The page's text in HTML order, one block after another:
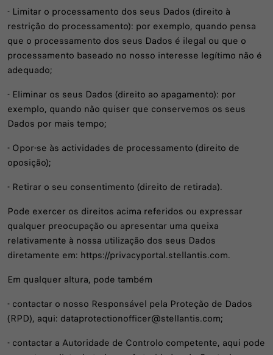
- Limitar o processamento dos seus Dados (direito à
restrição do processamento): por exemplo, quando pensa
que o processamento dos seus Dados é ilegal ou que o
processamento baseado no nosso interesse legítimo não é
adequado;
- Eliminar os seus Dados (direito ao apagamento): por
exemplo, quando não quiser que conservemos os seus
Dados por mais tempo;
- Opor-se às actividades de processamento (direito de
oposição);
- Retirar o seu consentimento (direito de retirada).
Pode exercer os direitos acima referidos ou expressar
qualquer preocupação ou apresentar uma queixa
relativamente à nossa utilização dos seus Dados
diretamente em: https://privacyportal.stellantis.com.
Em qualquer altura, pode também
- contactar o nosso Responsável pela Proteção de Dados
(RPD), aqui: dataprotectionofficer@stellantis.com;
- contactar a Autoridade de Controlo competente, aqui pode